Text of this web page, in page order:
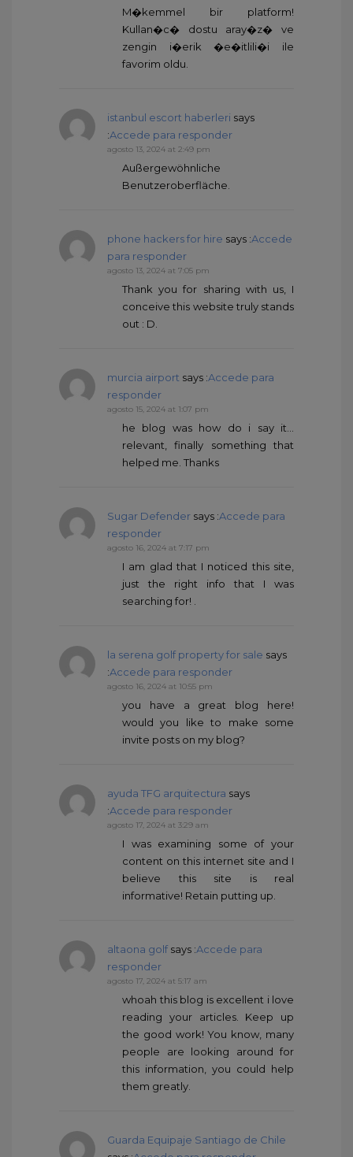
M�kemmel bir platform!
Kullan�c� dostu aray�z� ve
zengin i�erik �e�itlili�i ile
favorim oldu.
istanbul escort haberleri says
:Accede para responder
agosto 13, 2024 at 2:49 pm
Außergewöhnliche
Benutzeroberfläche.
phone hackers for hire says :Accede
para responder
agosto 13, 2024 at 7:05 pm
Thank you for sharing with us, I
conceive this website truly stands
out : D.
murcia airport says :Accede para
responder
agosto 15, 2024 at 1:07 pm
he blog was how do i say it…
relevant, finally something that
helped me. Thanks
Sugar Defender says :Accede para
responder
agosto 16, 2024 at 7:17 pm
I am glad that I noticed this site,
just the right info that I was
searching for! .
la serena golf property for sale says
:Accede para responder
agosto 16, 2024 at 10:55 pm
you have a great blog here!
would you like to make some
invite posts on my blog?
ayuda TFG arquitectura says
:Accede para responder
agosto 17, 2024 at 3:29 am
I was examining some of your
content on this internet site and I
believe this site is real
informative! Retain putting up.
altaona golf says :Accede para
responder
agosto 17, 2024 at 5:17 am
whoah this blog is excellent i love
reading your articles. Keep up
the good work! You know, many
people are looking around for
this information, you could help
them greatly.
Guarda Equipaje Santiago de Chile